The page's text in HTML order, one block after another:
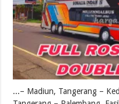
...– Madiun, Tangerang –